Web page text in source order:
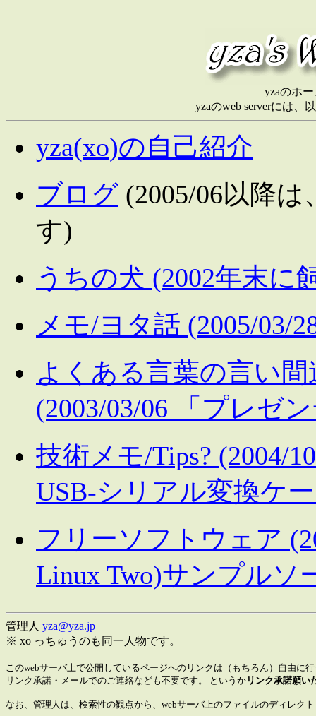
yzaのホ
yzaのweb serverには、
yza(xo)の自己紹介
ブログ (2005/06以降
す)
うちの犬 (2002年末に
メモ/ヨタ話 (2005/03/
よくある言葉の言い
(2003/03/06 「プレゼ
技術メモ/Tips? (2004/
USB-シリアル変換ケ
フリーソフトウェア
Linux Two)サンプルソ
管理人 yza@yza.jp
※ xo っちゅうのも同一人物です。
このwebサーバ上で公開しているページへのリンクは（もちろん）自由に
リンク承諾・メールでのご連絡なども不要です。 というか リンク承諾願い
なお、管理人は、検索性の観点から、webサーバ上のファイルのディレク